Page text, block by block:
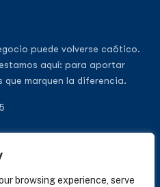
browsing experience, serve
puede volverse caótico.
aquí: para aportar
marquen la diferencia.